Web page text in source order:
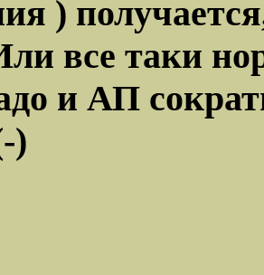
)
все таки
и АП
)